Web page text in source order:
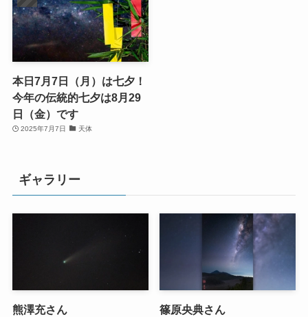
本日7月7日（月）は七夕！
今年の伝統的七夕は8月29
日（金）です
2025年7月7日 天体
ギャラリー
熊澤充さん 篠原央典さん